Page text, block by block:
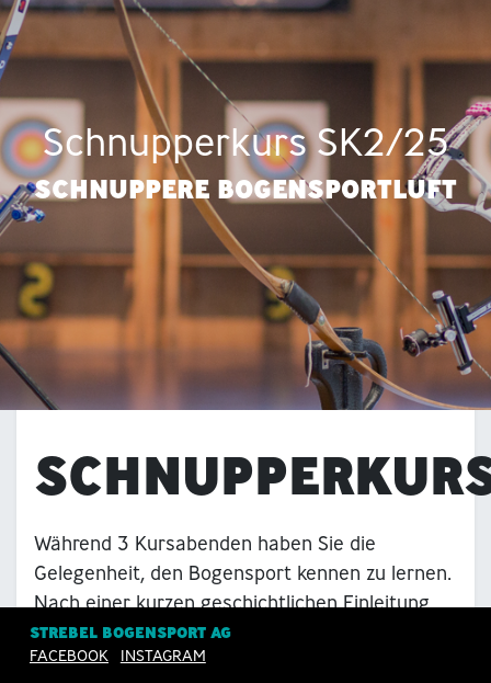
Schnupperkurs SK2/25
SCHNUPPERE BOGENSPORTLUFT
Während 3 Kursabenden haben Sie die
Gelegenheit, den Bogensport kennen zu lernen.
Nach einer kurzen geschichtlichen Einleitung
erfahren Sie mehr über Material, Technik und
die verschiedenen Schiessarten.
STREBEL BOGENSPORT AG
FACEBOOK
INSTAGRAM